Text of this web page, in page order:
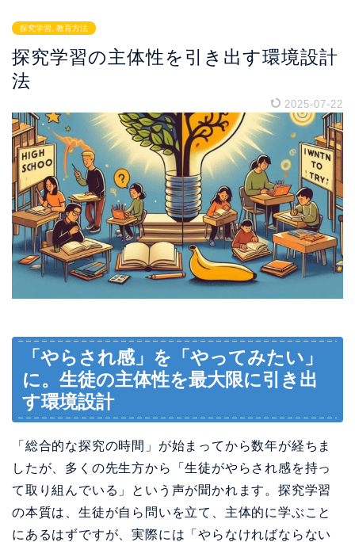
探究学習, 教育方法
探究学習の主体性を引き出す環境設計
法
2025-07-22
「やらされ感」を「やってみたい」
に。生徒の主体性を最大限に引き出
す環境設計
「総合的な探究の時間」が始まってから数年が経ちま
したが、多くの先生方から「生徒がやらされ感を持っ
て取り組んでいる」という声が聞かれます。探究学習
の本質は、生徒が自ら問いを立て、主体的に学ぶこと
にあるはずですが、実際には「やらなければならない